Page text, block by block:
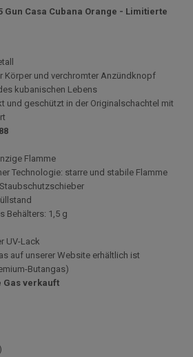
Gun Casa Cubana Orange - Limitierte
Körper und verchromter Anzündknopf
kubanischen Lebens
und geschützt in der Originalschachtel mit
Flamme
Technologie: starre und stabile Flamme
Behälters: 1,5 g
UV-Lack
auf unserer Website erhältlich ist
Butangas)
Gas verkauft